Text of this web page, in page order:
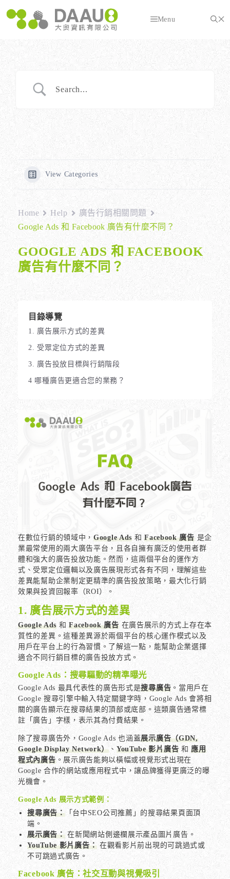
至
內
Menu
View Categories
Home Help
廣告行銷相關問題
Google Ads 和 Facebook 廣告有什麼不同？
GOOGLE ADS 和 FACEBOOK
廣告有什麼不同？
目錄導覽
1. 廣告展示方式的差異
2. 受眾定位方式的差異
3. 廣告投放目標與行銷階段
4 哪種廣告更適合您的業務？
在數位行銷的領域中， Google Ads 和Facebook 廣告是企
業最常使用的兩大廣告平台，且各自擁有廣泛的使用者群
體和強大的廣告投放功能。然而，這兩個平台的運作方
式、受眾定位邏輯以及廣告展現形式各有不同，理解這些
差異能幫助企業制定更精準的廣告投放策略，最大化行銷
效果與投資回報率（ROI）。
1. 廣告展示方式的差異
Google Ads 和Facebook 廣告在廣告展示的方式上存在本
質性的差異。這種差異源於兩個平台的核心運作模式以及
用戶在平台上的行為習慣。了解這一點，能幫助企業選擇
適合不同行銷目標的廣告投放方式。
Google Ads：搜尋驅動的精準曝光
Google Ads 最具代表性的廣告形式是搜尋廣告 。當用戶在
Google 搜尋引擎中輸入特定關鍵字時，Google Ads 會將相
關的廣告顯示在搜尋結果的頂部或底部。這類廣告通常標
註「廣告」字樣，表示其為付費結果。
除了搜尋廣告外，Google Ads 也涵蓋展示廣告（GDN,
Google Display Network） 、 YouTube 影片廣告 和應用
程式內廣告。展示廣告能夠以橫幅或視覺形式出現在
Google 合作的網站或應用程式中，讓品牌獲得更廣泛的曝
光機會。
Google Ads 展示方式範例：
搜尋廣告：「台中SEO公司推薦」的搜尋結果頁面頂
端。
展示廣告：在新聞網站側邊欄展示產品圖片廣告。
YouTube 影片廣告： 在觀看影片前出現的可跳過式或
不可跳過式廣告。
Facebook 廣告：社交互動與視覺吸引